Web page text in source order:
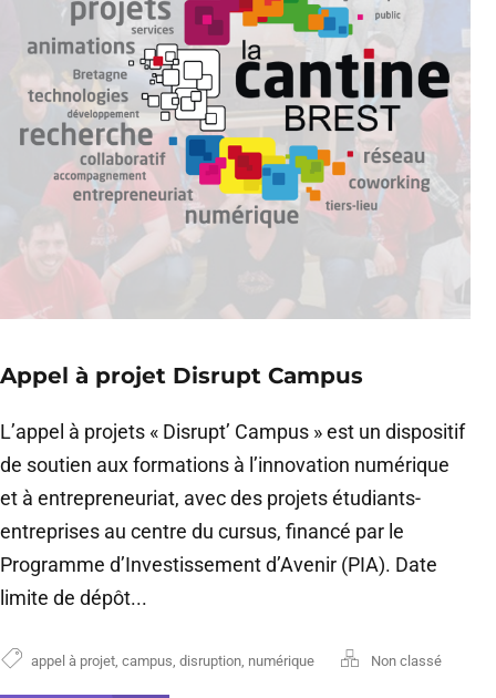
Appel à projet Disrupt Campus
L’appel à projets « Disrupt’ Campus » est un dispositif
de soutien aux formations à l’innovation numérique
et à entrepreneuriat, avec des projets étudiants-
entreprises au centre du cursus, financé par le
Programme d’Investissement d’Avenir (PIA). Date
limite de dépôt...
appel à projet campus disruption numérique Non classé